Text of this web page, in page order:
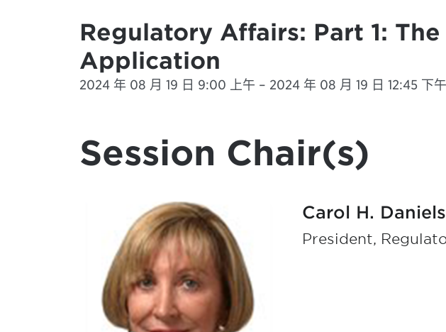
Regulatory Affairs: Part 1:
Application
2024 年 08 月 19 日 9:00 上午 – 2024 年 08 月 19 日 12:45 下
Session Chair(s)
Carol H.
President,